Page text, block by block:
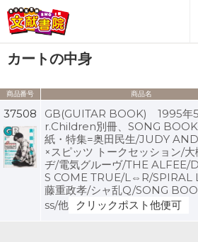
会員登録
ログイン
カートの中身
商品番号 商品名
37508
GB(GUITAR BOOK) 1995年
r.Children別冊、SONG
紙・特集=奥田民生/JUDY
×スピッツ トークセッション/大
ヂ/電気グルーヴ/THE ALFEE/
S COME TRUE/L⇔R/SPIRAL
藤重政孝/シャ乱Q/SONG
ss/他
クリックポスト他便可